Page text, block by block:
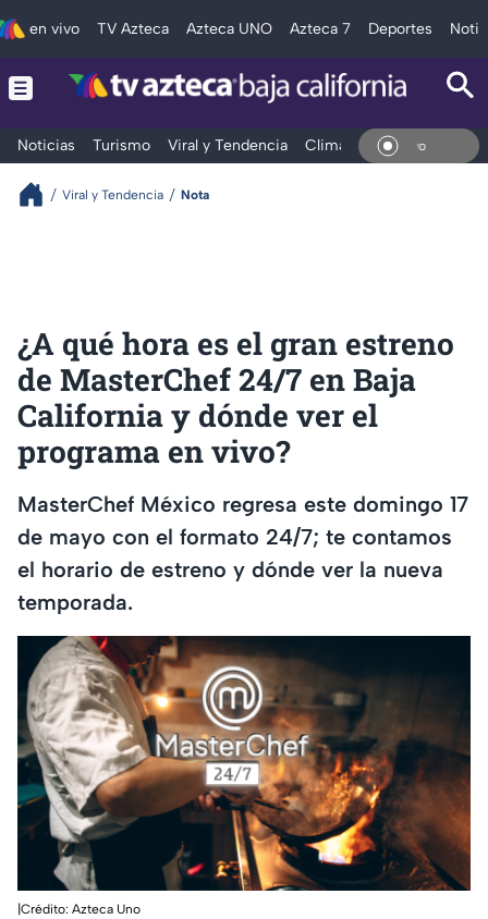
en vivo TV Azteca Azteca UNO Azteca 7 Deportes
Noticias Turismo Viral y Tendencia Clima Deportes En
Viral y Tendencia Nota
¿A qué hora es el gran estreno
de MasterChef 24/7 en Baja
California y dónde ver el
programa en vivo?
MasterChef México regresa este domingo 17
de mayo con el formato 24/7; te contamos
el horario de estreno y dónde ver la nueva
temporada.
|Crédito: Azteca Uno